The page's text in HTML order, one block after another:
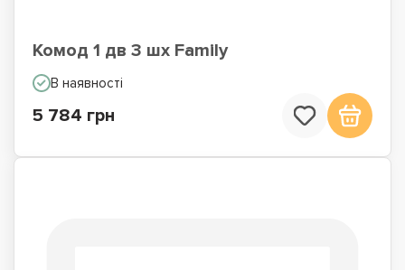
Комод 1 дв 3 шх Family
В наявності
5 784 грн